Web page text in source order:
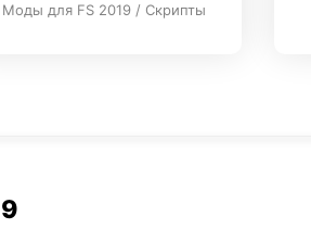
Моды для FS 2019 / Скрипты